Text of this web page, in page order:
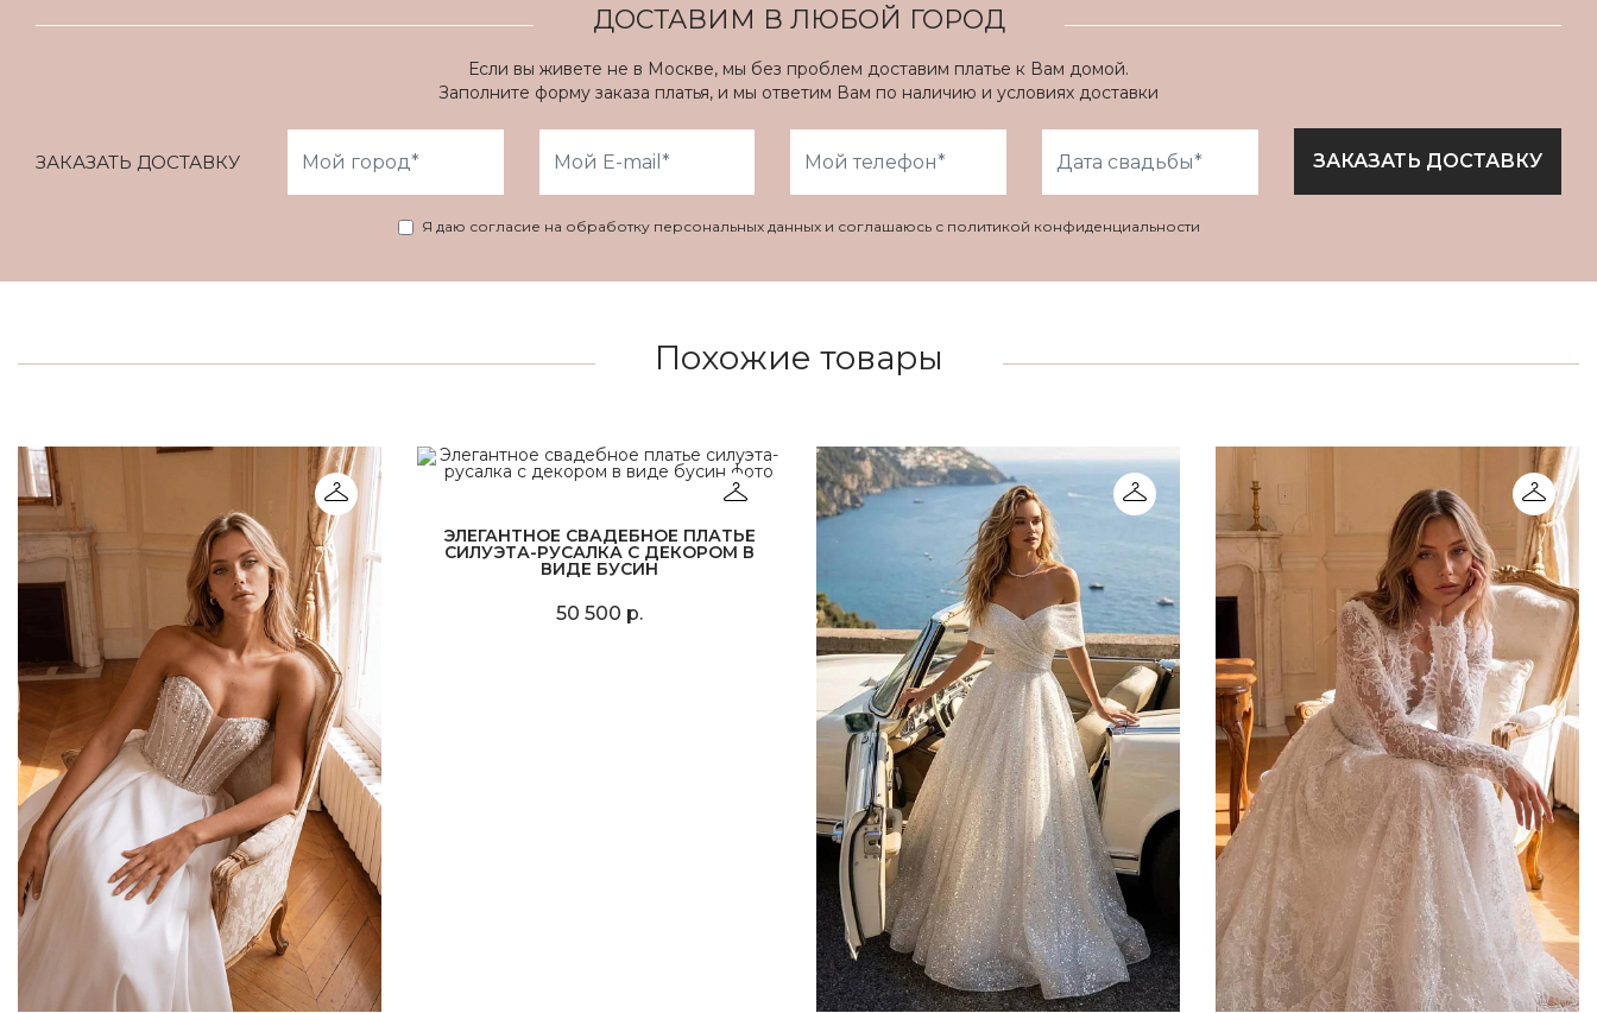
ДОСТАВИМ В ЛЮБОЙ ГОРОД
Если вы живете не в Москве, мы без проблем доставим платье к Вам домой.
Заполните форму заказа платья, и мы ответим Вам по наличию и условиях доставки
ЗАКАЗАТЬ ДОСТАВКУ ЗАКАЗАТЬ ДОСТАВКУ
Я даю согласие на обработку персональных данных и соглашаюсь с политикой конфиденциальности
Похожие товары
ЭЛЕГАНТНОЕ СВАДЕБНОЕ ПЛАТЬЕ
СИЛУЭТА-РУСАЛКА С ДЕКОРОМ В
ВИДЕ БУСИН
50 500 р.